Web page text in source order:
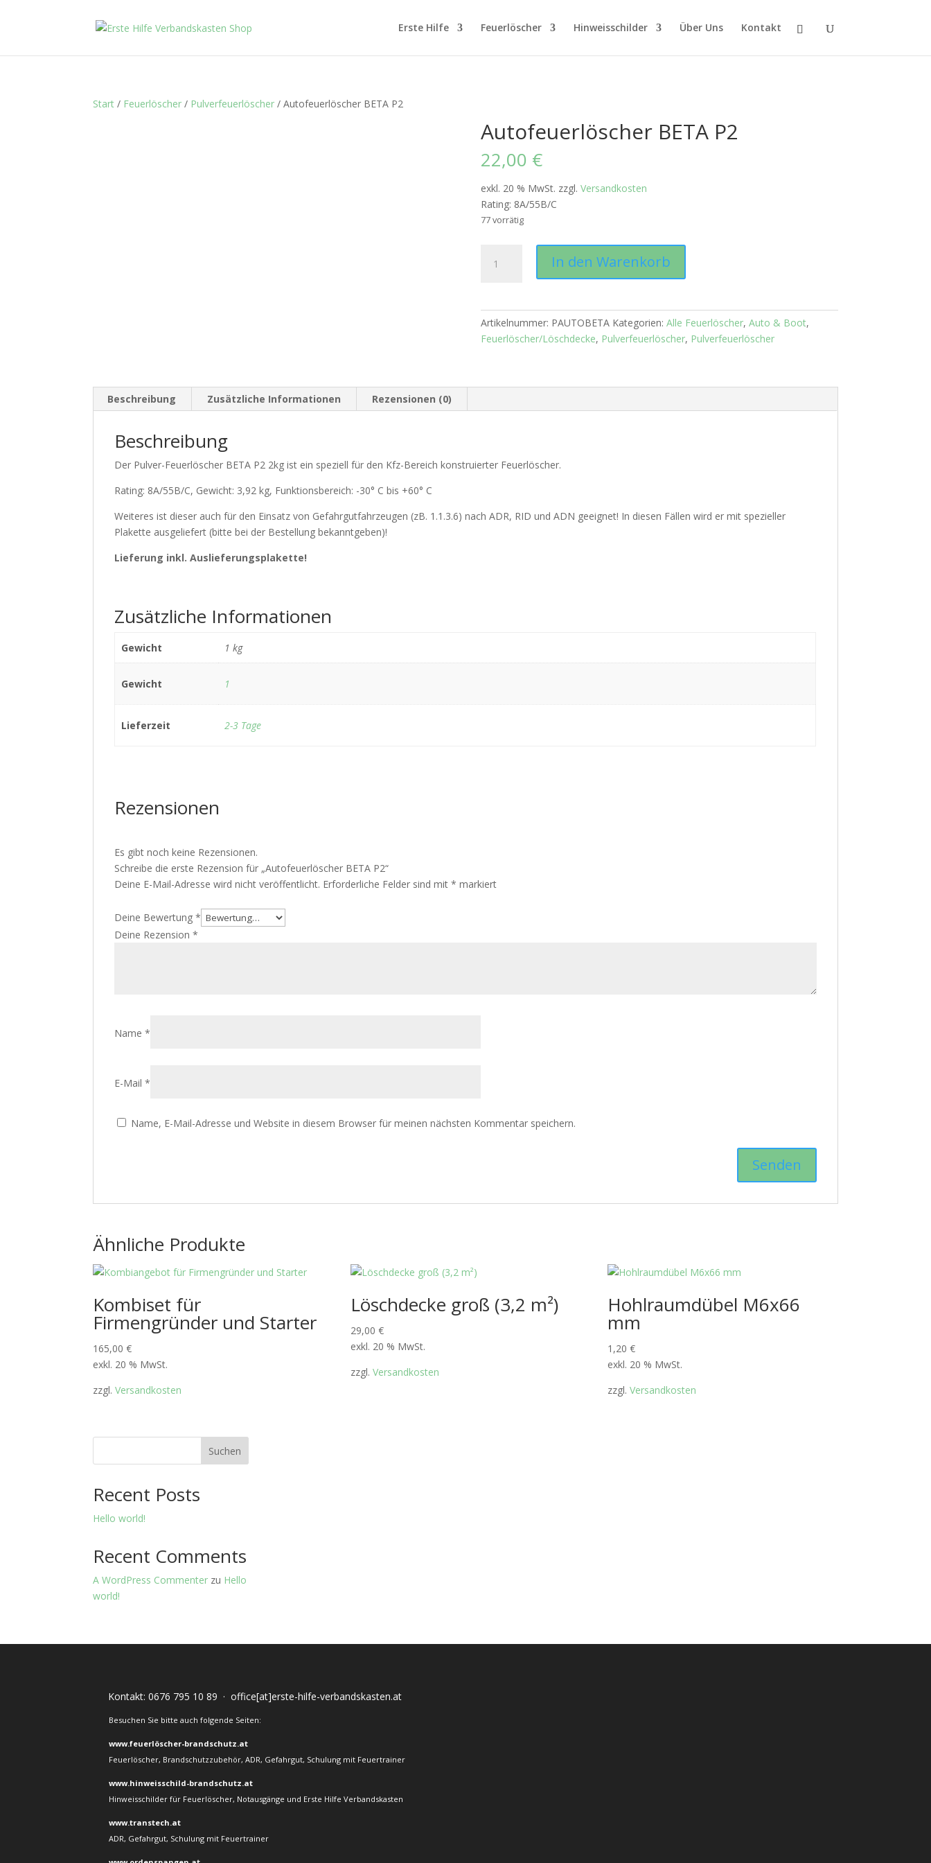
Erste Hilfe Feuerlöscher Hinweisschilder Über Uns Kontakt
Start / Feuerlöscher / Pulverfeuerlöscher / Autofeuerlöscher BETA P2
Autofeuerlöscher BETA P2
22,00 €
exkl. 20 % MwSt. zzgl. Versandkosten
Rating: 8A/55B/C
77 vorrätig
BETA
In den Warenkorb
Artikelnummer: PAUTOBETA Kategorien: Alle Feuerlöscher, Auto & Boot,
Feuerlöscher/Löschdecke, Pulverfeuerlöscher, Pulverfeuerlöscher
Beschreibung Zusätzliche Informationen Rezensionen (0)
Beschreibung
Der Pulver-Feuerlöscher BETA P2 2kg ist ein speziell für den Kfz-Bereich konstruierter Feuerlöscher.
Rating: 8A/55B/C, Gewicht: 3,92 kg, Funktionsbereich: -30° C bis +60° C
Weiteres ist dieser auch für den Einsatz von Gefahrgutfahrzeugen (zB. 1.1.3.6) nach ADR, RID und ADN geeignet! In diesen Fällen wird er mit spezieller
Plakette ausgeliefert (bitte bei der Bestellung bekanntgeben)!
Lieferung inkl. Auslieferungsplakette!
Zusätzliche Informationen
Gewicht 1 kg
Gewicht 1
Lieferzeit 2-3 Tage
Rezensionen
Es gibt noch keine Rezensionen.
Schreibe die erste Rezension für „Autofeuerlöscher BETA P2“
Deine E-Mail-Adresse wird nicht veröffentlicht. Erforderliche Felder sind mit* markiert
Deine Bewertung*
Deine Rezension*
Name*
E-Mail*
Name, E-Mail-Adresse und Website in diesem Browser für meinen nächsten Kommentar speichern.
Ähnliche Produkte
Kombiset für
Firmengründer und Starter
165,00€
exkl. 20 % MwSt.
zzgl.Versandkosten
Löschdecke groß (3,2 m²)
29,00 €
exkl. 20 % MwSt.
zzgl. Versandkosten
Hohlraumdübel M6x66
mm
1,20€
exkl. 20 % MwSt.
zzgl.Versandkosten
Suchen
Recent Posts
Hello world!
Recent Comments
A WordPress Commenter zu Hello
world!
Kontakt:0676 795 10 89 ·office[at]erste-hilfe-verbandskasten.at
Besuchen Sie bitte auch folgende Seiten:
www.feuerlöscher-brandschutz.at
Feuerlöscher, Brandschutzzubehör, ADR, Gefahrgut, Schulung mit Feuertrainer
www.hinweisschild-brandschutz.at
Hinweisschilder für Feuerlöscher, Notausgänge und Erste Hilfe Verbandskasten
www.transtech.at
ADR, Gefahrgut, Schulung mit Feuertrainer